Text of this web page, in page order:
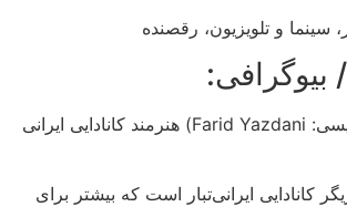
سینما و تلویزیون، رقصنده
فرید یزدانی (به انگلیسی: Farid Yazdani) هنرمند کانادایی ایرانی
کانادایی ایرانی‌تبار است که بیشتر برای